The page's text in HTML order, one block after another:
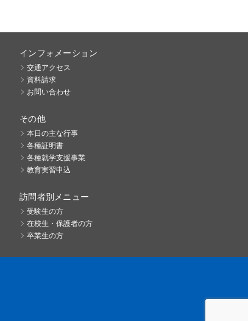
インフォメーション
交通アクセス
資料請求
お問い合わせ
その他
本日の主な行事
各種証明書
各種就学支援事業
教育実習申込
訪問者別メニュー
受験生の方
在校生・保護者の方
卒業生の方